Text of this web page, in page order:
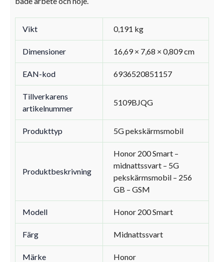
Vikt 0,191 kg
Dimensioner 16,69 × 7,68 × 0,809 cm
EAN-kod 6936520851157
Tillverkarens
artikelnummer
5109BJQG
Produkttyp 5G pekskärmsmobil
Produktbeskrivning
Honor 200 Smart –
midnattssvart – 5G
pekskärmsmobil – 256
GB – GSM
Modell Honor 200 Smart
Färg Midnattssvart
Märke Honor